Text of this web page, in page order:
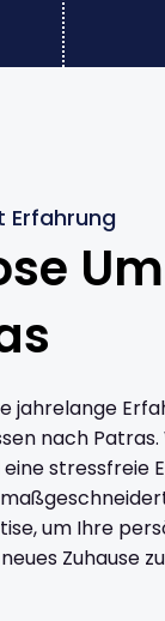
Erfahrung
jahrelange
nach Patras.
eine stressfreie
um Ihre
Zuhause